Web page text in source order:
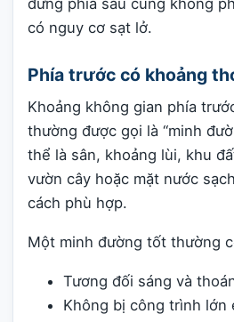
đứng phía sau cũng không
có nguy cơ sạt lở.
Phía trước có khoảng
Khoảng không gian phía
thường được gọi là “minh
thể là sân, khoảng lùi, khu
vườn cây hoặc mặt nước
cách phù hợp.
Một minh đường tốt thường
Tương đối sáng và
Không bị công trình lớn